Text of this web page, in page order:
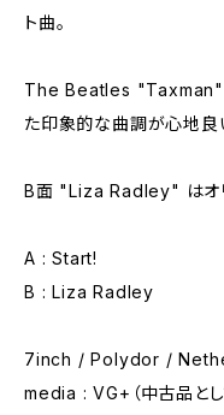
ト曲。
The Beatles "Taxman" の
た印象的な曲調が心地良い
B面 "Liza Radley" はオリ
A : Start!
B : Liza Radley
7inch / Polydor /
media : VG+（中古品と